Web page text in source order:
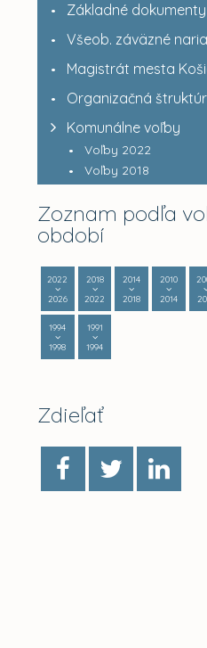
Základné
Všeob. záväzné
Magistrát mesta
Organizačná
Komunálne voľby
Voľby 2022
Voľby 2018
Zoznam podľa
období
2022
2026
2018
2022
2014
2018
2010
2014
1994
1998
1991
1994
Zdieľať